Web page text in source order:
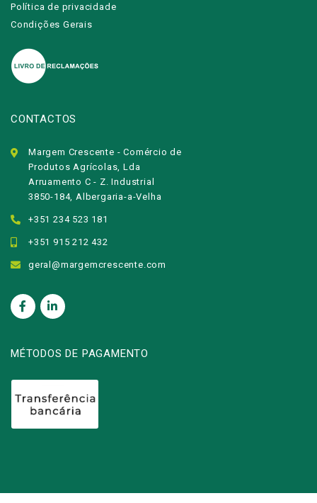
Política de privacidade
Condições Gerais
CONTACTOS
Margem Crescente - Comércio de
Produtos Agrícolas, Lda
Arruamento C - Z. Industrial
3850-184, Albergaria-a-Velha
+351 234 523 181
+351 915 212 432
geral@margemcrescente.com
MÉTODOS DE PAGAMENTO